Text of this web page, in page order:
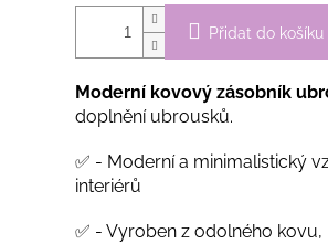
Přidat do košíku
Moderní kovový zásobník
doplnění ubrousků.
✅ - Moderní a minimalistický
interiérů
✅ - Vyroben z odolného